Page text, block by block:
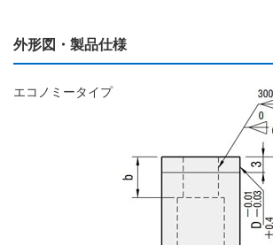
外形図・製品仕様
エコノミータイプ